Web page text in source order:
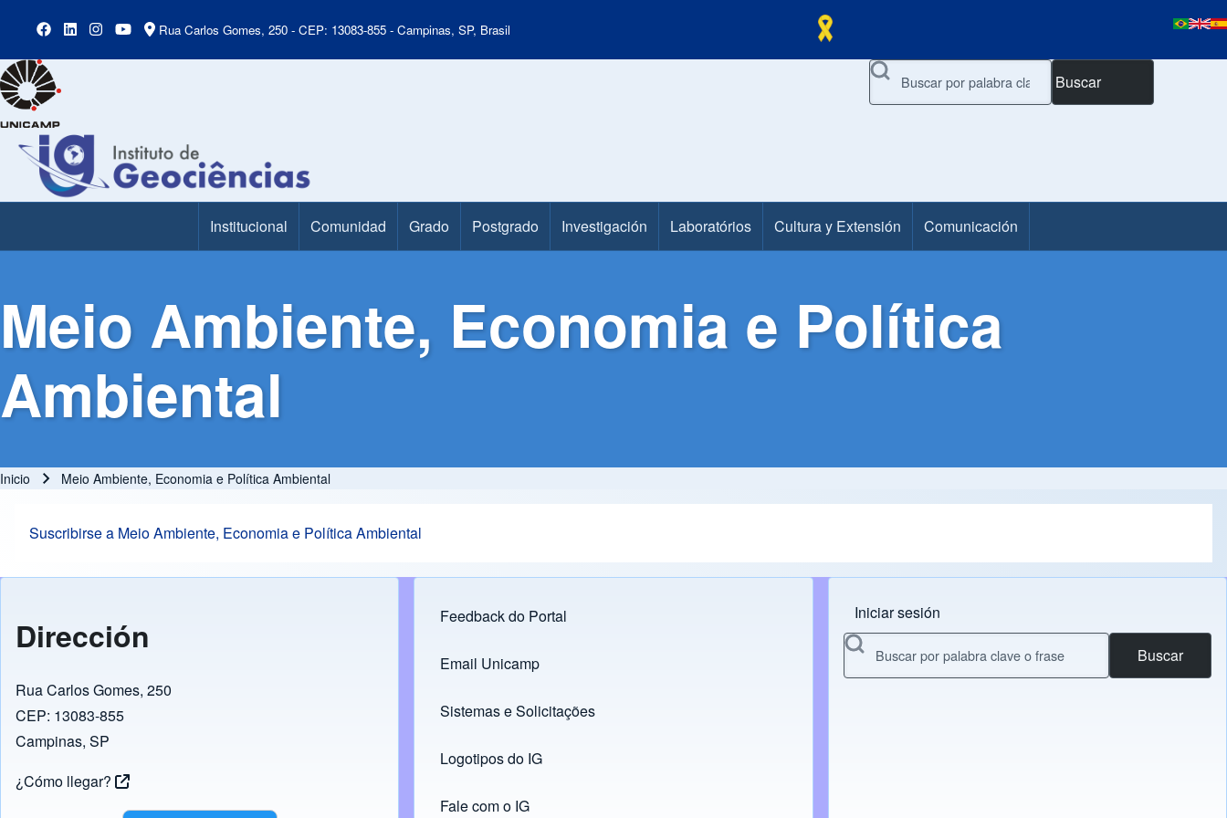
Rua Carlos Gomes, 250 - CEP: 13083-855 - Campinas, SP, Brasil
Buscar
Main Menu Institucional Comunidad Grado Postgrado Investigación Laboratórios Cultura y Extensión Comunicación
Meio Ambiente, Economia e Política
Ambiental
Inicio Meio Ambiente, Economia e Política Ambiental
Suscribirse a Meio Ambiente, Economia e Política Ambiental
Dirección
Rua Carlos Gomes, 250
CEP: 13083-855
Campinas, SP
¿Cómo llegar?
Footer menu
Feedback do Portal
Links
Email Unicamp
(opens in new tab)
Sistemas e Solicitações
(opens in new tab)
Logotipos do IG
(opens in new tab)
Fale com o IG
Menu do usuário
Iniciar sesión
Buscar